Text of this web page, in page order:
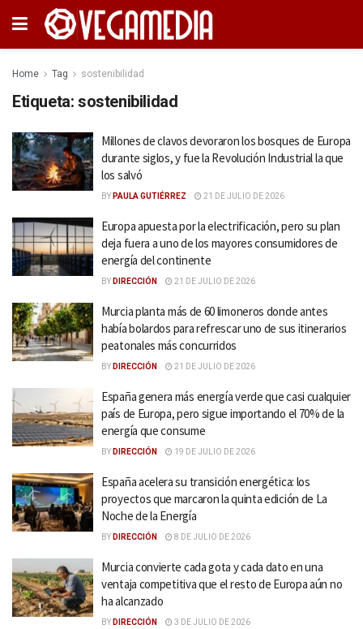
Home Tag sostenibilidad
Etiqueta: sostenibilidad
Millones de clavos devoraron los bosques de Europa
durante siglos, y fue la Revolución Industrial la que
los salvó
BY PAULA GUTIÉRREZ 21 DE JULIO DE 2026
Europa apuesta por la electrificación, pero su plan
deja fuera a uno de los mayores consumidores de
energía del continente
BY DIRECCIÓN 21 DE JULIO DE 2026
Murcia planta más de 60 limoneros donde antes
había bolardos para refrescar uno de sus itinerarios
peatonales más concurridos
BY DIRECCIÓN 21 DE JULIO DE 2026
España genera más energía verde que casi cualquier
país de Europa, pero sigue importando el 70% de la
energía que consume
BY DIRECCIÓN 19 DE JULIO DE 2026
España acelera su transición energética: los
proyectos que marcaron la quinta edición de La
Noche de la Energía
BY DIRECCIÓN 8 DE JULIO DE 2026
Murcia convierte cada gota y cada dato en una
ventaja competitiva que el resto de Europa aún no
ha alcanzado
BY DIRECCIÓN 3 DE JULIO DE 2026